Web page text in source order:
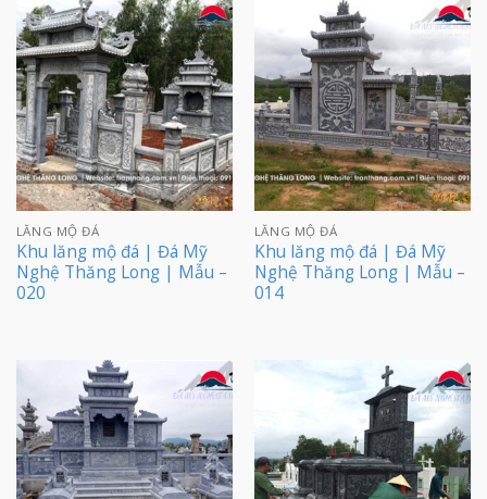
LĂNG MỘ ĐÁ
Khu lăng mộ đá | Đá Mỹ
Nghệ Thăng Long | Mẫu –
020
LĂNG MỘ ĐÁ
Khu lăng mộ đá | Đá Mỹ
Nghệ Thăng Long | Mẫu –
014